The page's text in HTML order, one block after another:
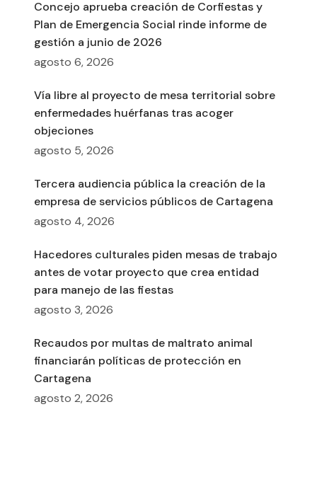
Concejo aprueba creación de Corfiestas y
Plan de Emergencia Social rinde informe de
gestión a junio de 2026
agosto 6, 2026
Vía libre al proyecto de mesa territorial sobre
enfermedades huérfanas tras acoger
objeciones
agosto 5, 2026
Tercera audiencia pública la creación de la
empresa de servicios públicos de Cartagena
agosto 4, 2026
Hacedores culturales piden mesas de trabajo
antes de votar proyecto que crea entidad
para manejo de las fiestas
agosto 3, 2026
Recaudos por multas de maltrato animal
financiarán políticas de protección en
Cartagena
agosto 2, 2026